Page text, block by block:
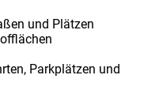
und Plätzen
Parkplätzen und